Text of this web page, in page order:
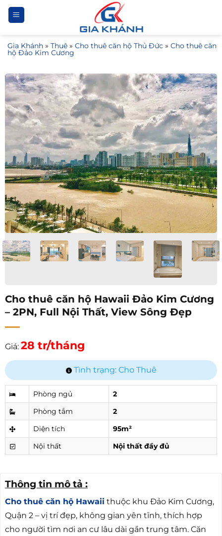
Bỏ
qua
dung
Gia Khánh » Thuê » Cho thuê căn hộ Thủ Đức » Cho thuê căn
hộ Đảo Kim Cương
Cho thuê căn hộ Hawaii Đảo Kim Cương
– 2PN, Full Nội Thất, View Sông Đẹp
Giá: 28 tr/tháng
Tình trạng: Cho Thuê
Phòng ngủ
2
Phòng tắm
2
Diện tích
95m²
Nội thất
Nội thất đầy đủ
Thông tin mô tả :
Cho thuê căn hộ Hawaii thuộc khu Đảo Kim Cương,
Quận 2 – vị trí đẹp, không gian yên tĩnh, thích hợp
cho người tìm nơi an cư lâu dài gần trung tâm. Căn